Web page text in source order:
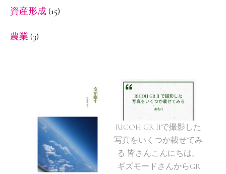
資産形成(15)
農業 (3)
RICOH GR IIで撮影した
写真をいくつか載せてみ
る 皆さんこんにちは。
ギズモードさんからGR